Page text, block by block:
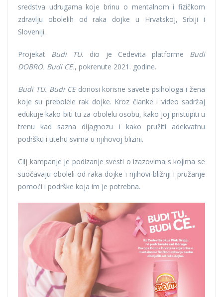
sredstva udrugama koje brinu o mentalnom i fizičkom
zdravlju obolelih od raka dojke u Hrvatskoj, Srbiji i
Sloveniji.
Projekat Budi TU. dio je Cedevita platforme Budi
DOBRO. Budi CE., pokrenute 2021. godine.
Budi TU. Budi CEdonosi korisne savete psihologa i žena
koje su prebolele rak dojke. Kroz članke i video sadržaj
edukuje kako biti tu za obolelu osobu, kako joj pristupiti u
trenu kad sazna dijagnozu i kako pružiti adekvatnu
podršku i utehu svima u njihovoj blizini.
Cilj kampanje je podizanje svesti o izazovima s kojima se
suočavaju oboleli od raka dojke i njihovi bližnji i pružanje
pomoći i podrške koja im je potrebna.